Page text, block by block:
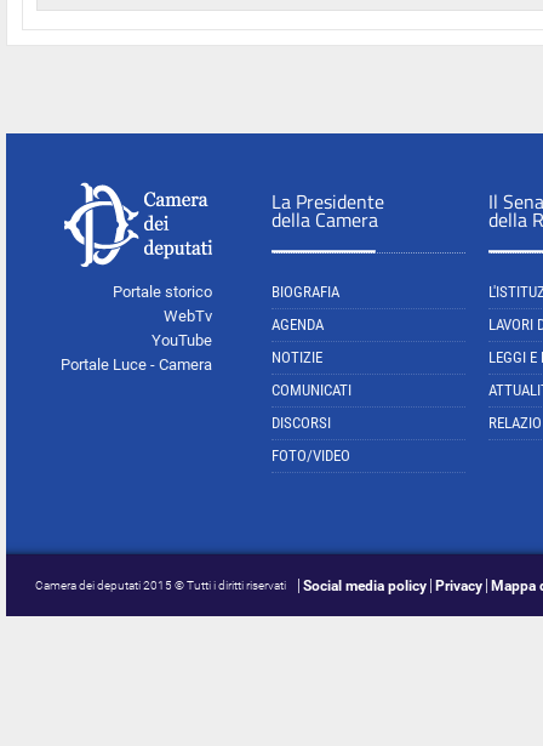
Portale storico
WebTv
YouTube
Portale Luce - Camera
La Presidente
della Camera
BIOGRAFIA
AGENDA
NOTIZIE
COMUNICATI
DISCORSI
FOTO/VIDEO
Il
della
LAVORI
LEGGI E
Camera dei deputati 2015 © Tutti i diritti riservati Social media policy Privacy Mappa